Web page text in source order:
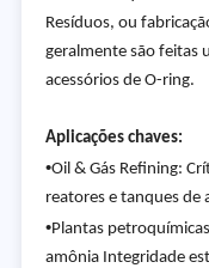
Resíduos, ou
geralmente são feitas
acessórios de O-ring.
Aplicações chaves:
•Oil & Gás Refining:
reatores e tanques de
•Plantas
amônia Integridade